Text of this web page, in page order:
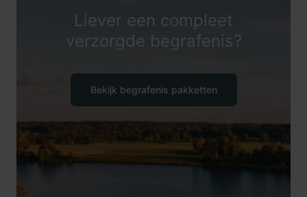
Liever een compleet
verzorgde begrafenis?
Bekijk begrafenis pakketten